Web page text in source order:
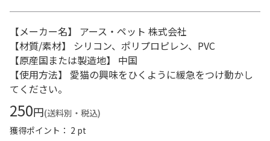
【メーカー名】 アース・ペット 株式会社
【材質/素材】 シリコン、ポリプロピレン、PVC
【原産国または製造地】 中国
【使用方法】 愛猫の興味をひくように緩急をつけ動かし
てください。
250円(送料別・税込)
獲得ポイント： 2 pt